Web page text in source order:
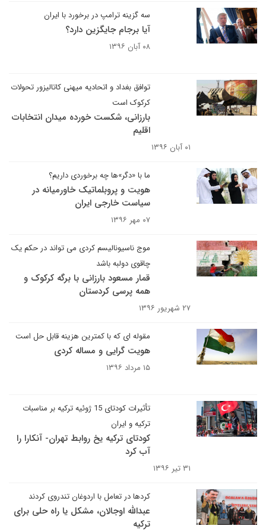
سه گزینه ترامپ در برخورد با ایران
آیا برجام جایگزین دارد؟
۰۸ آبان ۱۳۹۶
توافق بغداد و اتحادیه میهنی کاتالیزور تحولات
کرکوک است
بارزانی، شکست خورده میدان انتخابات
اقلیم
۰۱ آبان ۱۳۹۶
ما با «دگر»ها چه برخوردی داریم؟
هویت و پروبلماتیک خاورمیانه در
سیاست خارجی ایران
۰۷ مهر ۱۳۹۶
موج ناسیونالیسم کردی می تواند در حکم یک
چاقوی دولبه باشد
قمار مسعود بارزانی با برگه کرکوک و
همه پرسی کردستان
۲۷ شهریور ۱۳۹۶
مقوله ای که با کمترین هزینه قابل حل است
هویت گرایی و مساله کردی
۱۵ مرداد ۱۳۹۶
تأثیرات کودتای 15 ژوئیه ترکیه بر مناسبات
ترکیه و ایران
کودتای ترکیه یخ روابط تهران- آنکارا را
آب کرد
۳۱ تیر ۱۳۹۶
کردها در تعامل با اردوغان تندروی کردند
عبدالله اوجالان، مشکل یا راه حلی برای
ترکیه